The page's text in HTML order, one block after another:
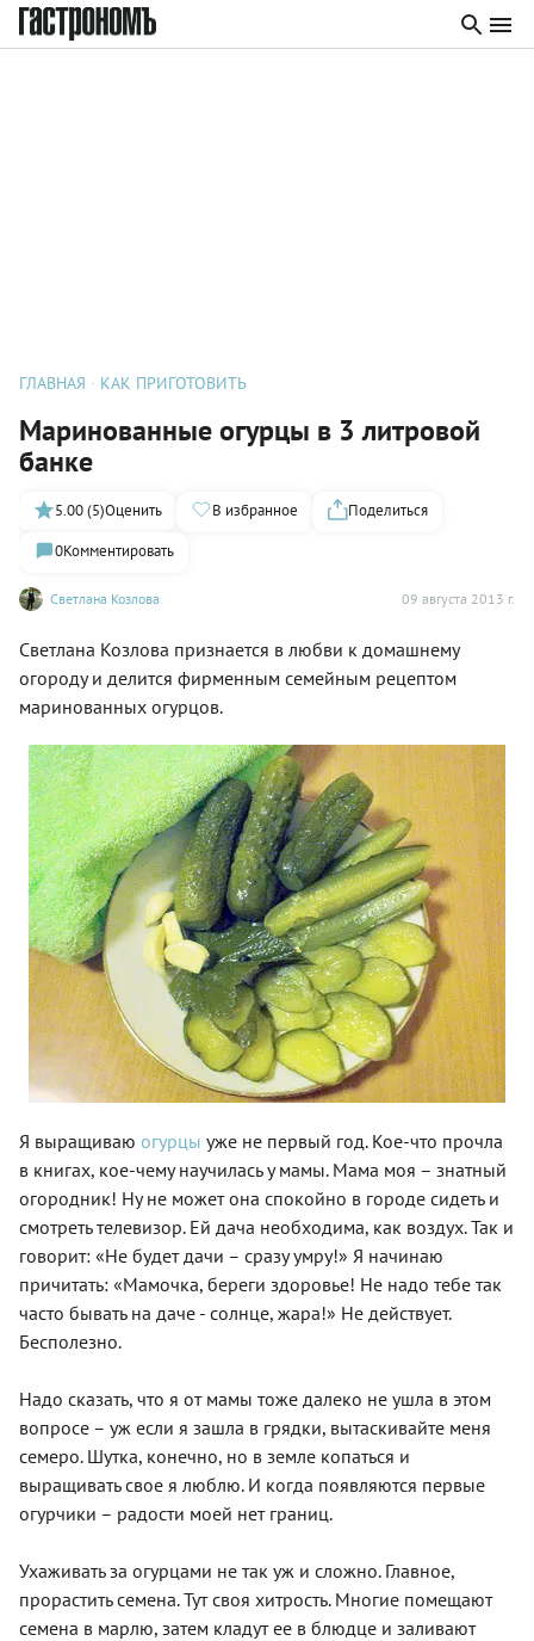
ГЛАВНАЯ КАК ПРИГОТОВИТЬ
Маринованные огурцы в 3 литровой
банке
Светлана Козлова 09 августа 2013 г.
5.00 (5)Оценить В избранное
Поделиться
0Комментировать
Светлана Козлова признается в любви к домашнему
огороду и делится фирменным семейным рецептом
маринованных огурцов.
Я выращиваю огурцы уже не первый год. Кое-что прочла
в книгах, кое-чему научилась у мамы. Мама моя – знатный
огородник! Ну не может она спокойно в городе сидеть и
смотреть телевизор. Ей дача необходима, как воздух. Так и
говорит: «Не будет дачи – сразу умру!» Я начинаю
причитать: «Мамочка, береги здоровье! Не надо тебе так
часто бывать на даче - солнце, жара!» Не действует.
Бесполезно.
Надо сказать, что я от мамы тоже далеко не ушла в этом
вопросе – уж если я зашла в грядки, вытаскивайте меня
семеро. Шутка, конечно, но в земле копаться и
выращивать свое я люблю. И когда появляются первые
огурчики – радости моей нет границ.
Ухаживать за огурцами не так уж и сложно. Главное,
прорастить семена. Тут своя хитрость. Многие помещают
семена в марлю, затем кладут ее в блюдце и заливают